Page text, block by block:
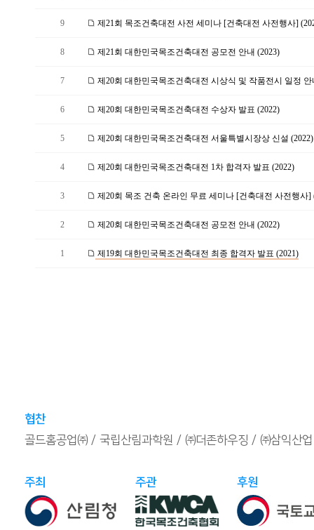
9 제21회 목조건축대전 사전 세미나 [건축대전 사전행사]
8 제21회 대한민국목조건축대전 공모전 안내 (2023)
7 제20회 대한민국목조건축대전 시상식 및 작품전시 일정 안
6 제20회 대한민국목조건축대전 수상자 발표 (2022)
5 제20회 대한민국목조건축대전 서울특별시장상 신설 (2022)
4 제20회 대한민국목조건축대전 1차 합격자 발표 (2022)
3 제20회 목조 건축 온라인 무료 세미나 [건축대전 사전행사]
2 제20회 대한민국목조건축대전 공모전 안내 (2022)
1 제19회 대한민국목조건축대전 최종 합격자 발표 (2021)
협찬
골드홈공업㈜
국립산림과학원 ㈜더존하우징 ㈜삼익산업
주최 주관 후원